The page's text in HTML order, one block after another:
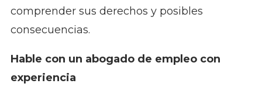
comprender sus derechos y posibles
consecuencias.
Hable con un abogado de empleo con
experiencia